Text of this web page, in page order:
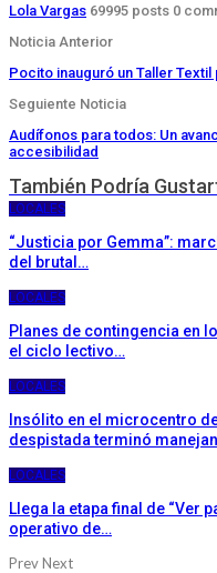
Lola Vargas 69995 posts 0
Noticia Anterior
Pocito inauguró un Taller
Seguiente Noticia
Audífonos para todos: Un
accesibilidad
También Podría
LOCALES
“Justicia por Gemma”:
del brutal…
LOCALES
Planes de contingencia en
el ciclo lectivo…
LOCALES
Insólito en el microcentro
despistada terminó
LOCALES
Llega la etapa final de “Ver
operativo de…
PrevNext